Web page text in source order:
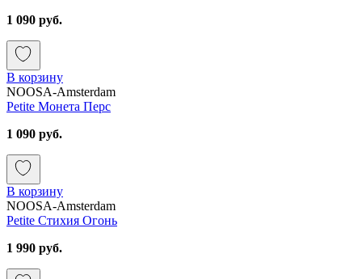
1 090 руб.
В корзину
NOOSA-Amsterdam
Petite Монета Перс
1 090 руб.
В корзину
NOOSA-Amsterdam
Petite Стихия Огонь
1 990 руб.